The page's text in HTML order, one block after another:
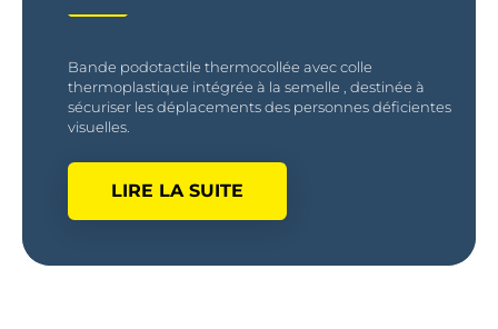
Bande podotactile thermocollée avec colle
thermoplastique intégrée à la semelle , destinée à
sécuriser les déplacements des personnes déficientes
visuelles.
LIRE LA SUITE